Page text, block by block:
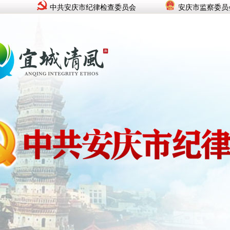
中共安庆市纪律检查委员会 安庆市监察委